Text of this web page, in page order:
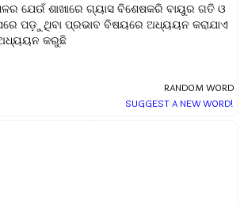
ଯେଉଁ ଶାଖାରେ ଗ୍ୟାସ ବିଶେଷକରି ବାୟୁର ଗତି ଓ
ପଡ଼ୁଥିବା ପ୍ରଭାବ ବିଷୟରେ ଅଧ୍ୟୟନ କରାଯାଏ
ଅଧ୍ୟୟନ କରୁଛି
RANDOM WORD
SUGGEST A NEW WORD!